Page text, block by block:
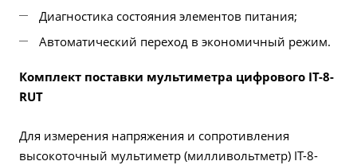
Диагностика состояния элементов питания;
Автоматический переход в экономичный режим.
Комплект поставки мультиметра цифрового IT-8-
RUT
Для измерения напряжения и сопротивления
высокоточный мультиметр (милливольтметр) IT-8-